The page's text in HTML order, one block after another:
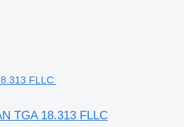
TGA 18.313 FLLC